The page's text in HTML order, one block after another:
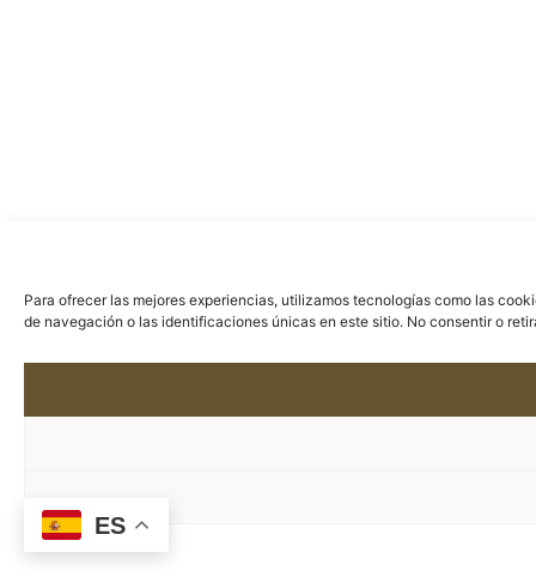
Para ofrecer las mejores experiencias, utilizamos tecnologías como las
de navegación o las identificaciones únicas en este sitio. No consentir o
ES